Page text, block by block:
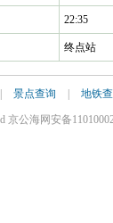
22:35
终点站
景点查询 地铁
京公海网安备